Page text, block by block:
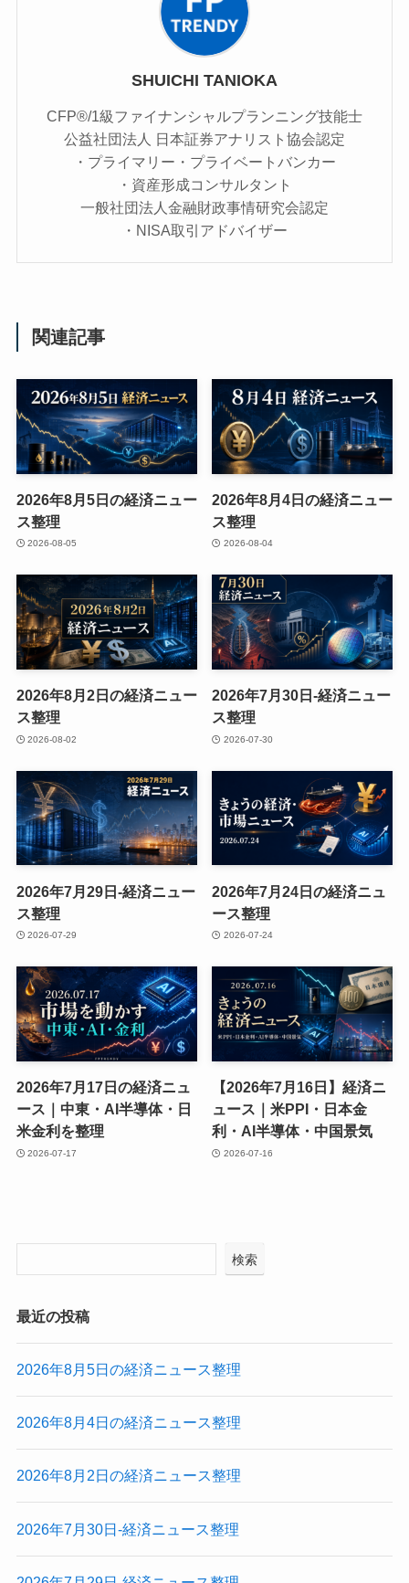
SHUICHI TANIOKA
CFP®/1級ファイナンシャルプランニング技能士
公益社団法人 日本証券アナリスト協会認定
・プライマリー・プライベートバンカー
・資産形成コンサルタント
一般社団法人金融財政事情研究会認定
・NISA取引アドバイザー
関連記事
2026年8月5日の経済ニュー
ス整理
2026-08-05
2026年8月4日の経済ニュー
ス整理
2026-08-04
2026年8月2日の経済ニュー
ス整理
2026-08-02
2026年7月30日-経済ニュー
ス整理
2026-07-30
2026年7月29日-経済ニュー
ス整理
2026-07-29
2026年7月24日の経済ニュ
ース整理
2026-07-24
2026年7月17日の経済ニュ
ース｜中東・AI半導体・日
米金利を整理
2026-07-17
【2026年7月16日】経済ニ
ュース｜米PPI・日本金
利・AI半導体・中国景気
2026-07-16
検索
最近の投稿
2026年8月5日の経済ニュース整理
2026年8月4日の経済ニュース整理
2026年8月2日の経済ニュース整理
2026年7月30日-経済ニュース整理